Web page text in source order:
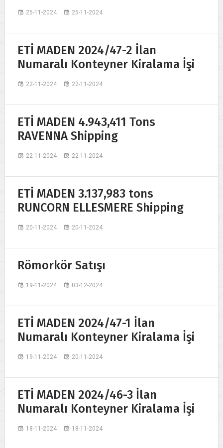
25-11-2024 25-11-2024
ETİ MADEN 2024/47-2 İlan
Numaralı Konteyner Kiralama İşi
22-11-2024 22-11-2024
ETİ MADEN 4.943,411 Tons
RAVENNA Shipping
22-11-2024 22-11-2024
ETİ MADEN 3.137,983 tons
RUNCORN ELLESMERE Shipping
20-11-2024 20-11-2024
Römorkör Satışı
19-11-2024 03-12-2024
ETİ MADEN 2024/47-1 İlan
Numaralı Konteyner Kiralama İşi
19-11-2024 20-11-2024
ETİ MADEN 2024/46-3 İlan
Numaralı Konteyner Kiralama İşi
18-11-2024 18-11-2024